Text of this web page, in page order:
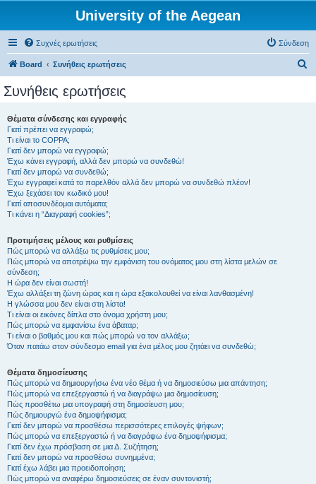
University of the Aegean
Συχνές ερωτήσεις Σύνδεση
Board Συνήθεις ερωτήσεις
Συνήθεις ερωτήσεις
Θέματα σύνδεσης και εγγραφής
Γιατί πρέπει να εγγραφώ;
Τι είναι το COPPA;
Γιατί δεν μπορώ να εγγραφώ;
Έχω κάνει εγγραφή, αλλά δεν μπορώ να συνδεθώ!
Γιατί δεν μπορώ να συνδεθώ;
Έχω εγγραφεί κατά το παρελθόν αλλά δεν μπορώ να συνδεθώ πλέον!
Έχω ξεχάσει τον κωδικό μου!
Γιατί αποσυνδέομαι αυτόματα;
Τι κάνει η “Διαγραφή cookies”;
Προτιμήσεις μέλους και ρυθμίσεις
Πώς μπορώ να αλλάξω τις ρυθμίσεις μου;
Πώς μπορώ να αποτρέψω την εμφάνιση του ονόματος μου στη λίστα μελών σε
σύνδεση;
Η ώρα δεν είναι σωστή!
Έχω αλλάξει τη ζώνη ώρας και η ώρα εξακολουθεί να είναι λανθασμένη!
Η γλώσσα μου δεν είναι στη λίστα!
Τι είναι οι εικόνες δίπλα στο όνομα χρήστη μου;
Πώς μπορώ να εμφανίσω ένα άβαταρ;
Τι είναι ο βαθμός μου και πώς μπορώ να τον αλλάξω;
Όταν πατάω στον σύνδεσμο email για ένα μέλος μου ζητάει να συνδεθώ;
Θέματα δημοσίευσης
Πώς μπορώ να δημιουργήσω ένα νέο θέμα ή να δημοσιεύσω μια απάντηση;
Πώς μπορώ να επεξεργαστώ ή να διαγράψω μια δημοσίευση;
Πώς προσθέτω μια υπογραφή στη δημοσίευση μου;
Πώς δημιουργώ ένα δημοψήφισμα;
Γιατί δεν μπορώ να προσθέσω περισσότερες επιλογές ψήφων;
Πώς μπορώ να επεξεργαστώ ή να διαγράψω ένα δημοψήφισμα;
Γιατί δεν έχω πρόσβαση σε μια Δ. Συζήτηση;
Γιατί δεν μπορώ να προσθέσω συνημμένα;
Γιατί έχω λάβει μια προειδοποίηση;
Πώς μπορώ να αναφέρω δημοσιεύσεις σε έναν συντονιστή;